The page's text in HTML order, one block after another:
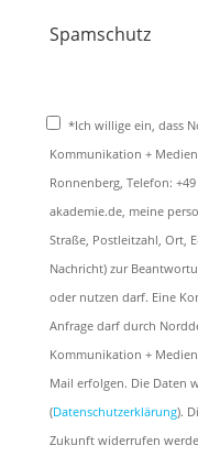
Spamschutz
*Ich willige ein, dass
Kommunikation +
Ronnenberg, Telefon:
akademie.de, meine
Straße, Postleitzahl, Ort,
Nachricht) zur
oder nutzen darf. Eine
Anfrage darf durch
Kommunikation +
Mail erfolgen. Die Daten
(Datenschutzerklärung).
Zukunft widerrufen